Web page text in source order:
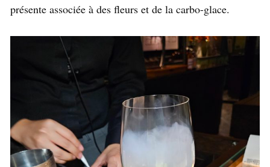
présente associée à des fleurs et de la carbo-glace.